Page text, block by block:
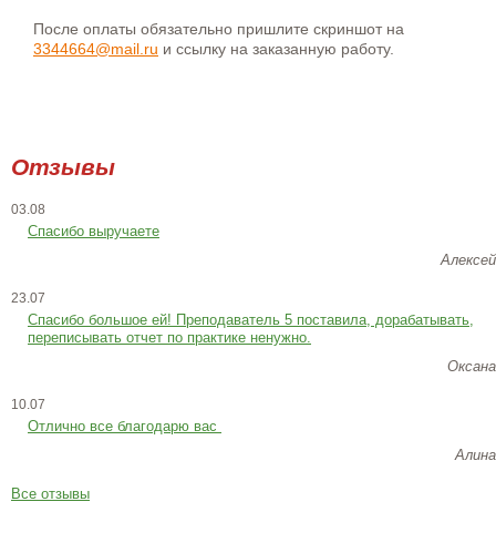
После оплаты обязательно пришлите скриншот на
3344664@mail.ru и ссылку на заказанную работу.
Отзывы
03.08
Спасибо выручаете
Алексей
23.07
Cпасибо большое ей! Преподаватель 5 поставила, дорабатывать,
переписывать отчет по практике ненужно.
Оксана
10.07
Отлично все благодарю вас
Алина
Все отзывы